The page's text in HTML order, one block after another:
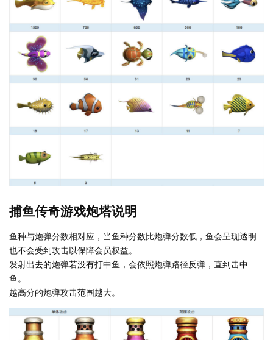
捕鱼传奇游戏炮塔说明
鱼种与炮弹分数相对应，当鱼种分数比炮弹分数低，鱼会呈现透明
也不会受到攻击以保障会员权益。
发射出去的炮弹若没有打中鱼，会依照炮弹路径反弹，直到击中
鱼。
越高分的炮弹攻击范围越大。